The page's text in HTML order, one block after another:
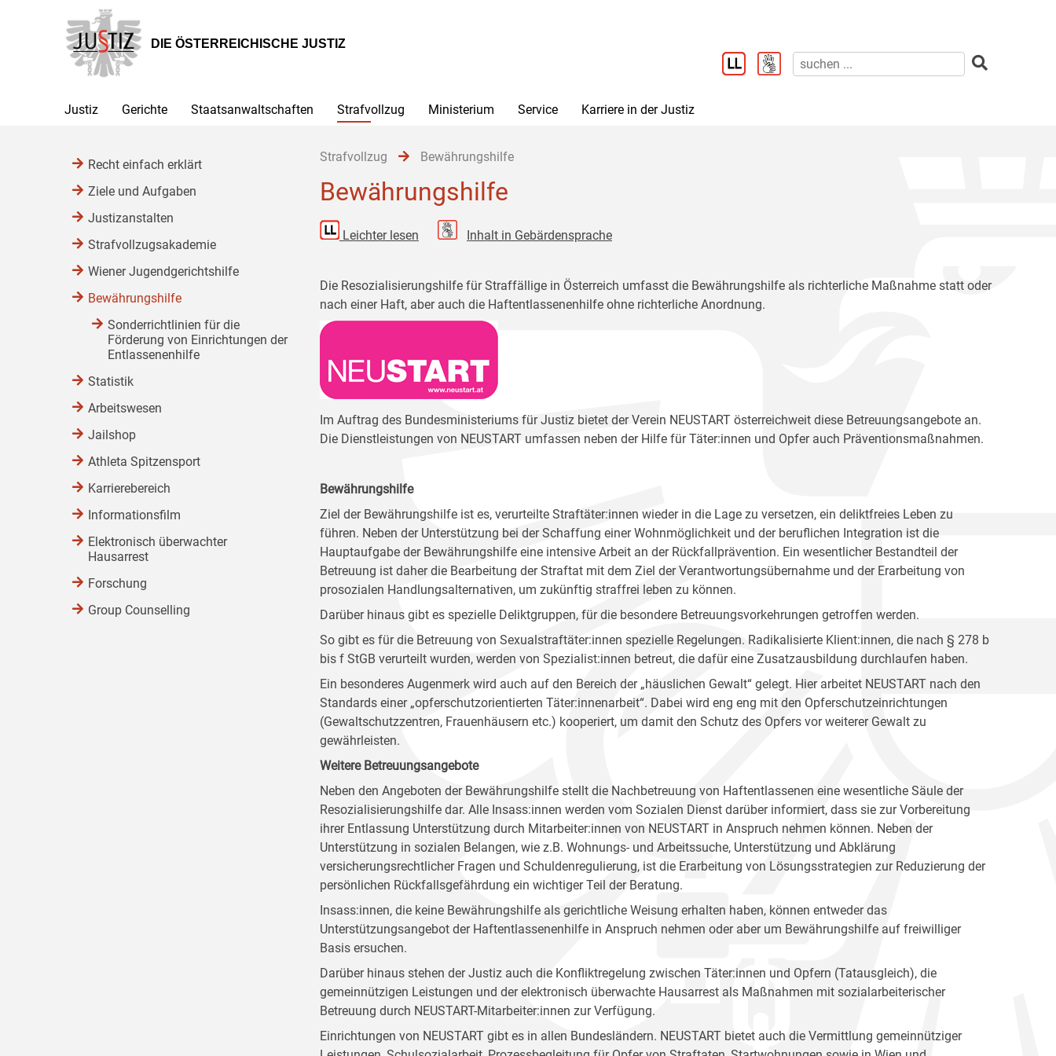
Hauptnavigation
[1]
Inhalt
[2]
Untermenü
[3]
DIE ÖSTERREICHISCHE JUSTIZ
Justiz Gerichte Staatsanwaltschaften Strafvollzug Ministerium Service Karriere in der Justiz
Strafvollzug Bewährungshilfe
Bewährungshilfe
Leichter lesen Inhalt in Gebärdensprache
Die Resozialisierungshilfe für Straffällige in Österreich umfasst die Bewährungshilfe als richterliche Maßnahme statt oder
nach einer Haft, aber auch die Haftentlassenenhilfe ohne richterliche Anordnung.
Im Auftrag des Bundesministeriums für Justiz bietet der Verein NEUSTART österreichweit diese Betreuungsangebote an.
Die Dienstleistungen von NEUSTART umfassen neben der Hilfe für Täter:innen und Opfer auch Präventionsmaßnahmen.
Bewährungshilfe
Ziel der Bewährungshilfe ist es, verurteilte Straftäter:innen wieder in die Lage zu versetzen, ein deliktfreies Leben zu
führen. Neben der Unterstützung bei der Schaffung einer Wohnmöglichkeit und der beruflichen Integration ist die
Hauptaufgabe der Bewährungshilfe eine intensive Arbeit an der Rückfallprävention. Ein wesentlicher Bestandteil der
Betreuung ist daher die Bearbeitung der Straftat mit dem Ziel der Verantwortungsübernahme und der Erarbeitung von
prosozialen Handlungsalternativen, um zukünftig straffrei leben zu können.
Darüber hinaus gibt es spezielle Deliktgruppen, für die besondere Betreuungsvorkehrungen getroffen werden.
So gibt es für die Betreuung von Sexualstraftäter:innen spezielle Regelungen. Radikalisierte Klient:innen, die nach § 278 b
bis f StGB verurteilt wurden, werden von Spezialist:innen betreut, die dafür eine Zusatzausbildung durchlaufen haben.
Ein besonderes Augenmerk wird auch auf den Bereich der „häuslichen Gewalt“ gelegt. Hier arbeitet NEUSTART nach den
Standards einer „opferschutzorientierten Täter:innenarbeit“. Dabei wird eng eng mit den Opferschutzeinrichtungen
(Gewaltschutzzentren, Frauenhäusern etc.) kooperiert, um damit den Schutz des Opfers vor weiterer Gewalt zu
gewährleisten.
Weitere Betreuungsangebote
Neben den Angeboten der Bewährungshilfe stellt die Nachbetreuung von Haftentlassenen eine wesentliche Säule der
Resozialisierungshilfe dar. Alle Insass:innen werden vom Sozialen Dienst darüber informiert, dass sie zur Vorbereitung
ihrer Entlassung Unterstützung durch Mitarbeiter:innen von NEUSTART in Anspruch nehmen können. Neben der
Unterstützung in sozialen Belangen, wie z.B. Wohnungs- und Arbeitssuche, Unterstützung und Abklärung
versicherungsrechtlicher Fragen und Schuldenregulierung, ist die Erarbeitung von Lösungsstrategien zur Reduzierung der
persönlichen Rückfallsgefährdung ein wichtiger Teil der Beratung.
Insass:innen, die keine Bewährungshilfe als gerichtliche Weisung erhalten haben, können entweder das
Unterstützungsangebot der Haftentlassenenhilfe in Anspruch nehmen oder aber um Bewährungshilfe auf freiwilliger
Basis ersuchen.
Darüber hinaus stehen der Justiz auch die Konfliktregelung zwischen Täter:innen und Opfern (Tatausgleich), die
gemeinnützigen Leistungen und der elektronisch überwachte Hausarrest als Maßnahmen mit sozialarbeiterischer
Betreuung durch NEUSTART-Mitarbeiter:innen zur Verfügung.
Einrichtungen von NEUSTART gibt es in allen Bundesländern. NEUSTART bietet auch die Vermittlung gemeinnütziger
Recht einfach erklärt
Ziele und Aufgaben
Justizanstalten
Strafvollzugsakademie
Wiener Jugendgerichtshilfe
Bewährungshilfe
Sonderrichtlinien für die
Förderung von Einrichtungen der
Entlassenenhilfe
Statistik
Arbeitswesen
Jailshop
Athleta Spitzensport
Karrierebereich
Informationsfilm
Elektronisch überwachter
Hausarrest
Forschung
Group Counselling